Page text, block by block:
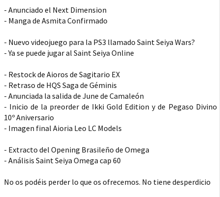
- Anunciado el Next Dimension
- Manga de Asmita Confirmado
- Nuevo videojuego para la PS3 llamado Saint Seiya Wars?
- Ya se puede jugar al Saint Seiya Online
- Restock de Aioros de Sagitario EX
- Retraso de HQS Saga de Géminis
- Anunciada la salida de June de Camaleón
- Inicio de la preorder de Ikki Gold Edition y de Pegaso Divino
10º Aniversario
- Imagen final Aioria Leo LC Models
- Extracto del Opening Brasileño de Omega
- Análisis Saint Seiya Omega cap 60
No os podéis perder lo que os ofrecemos. No tiene desperdicio